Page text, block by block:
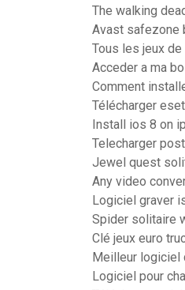
The walking
Avast safezone
Tous les jeux
Acceder a ma
Comment
Télécharger
Install ios 8 on
Telecharger
Jewel quest
Any video
Logiciel graver
Spider solitaire
Clé jeux euro
Meilleur logiciel
Logiciel pour